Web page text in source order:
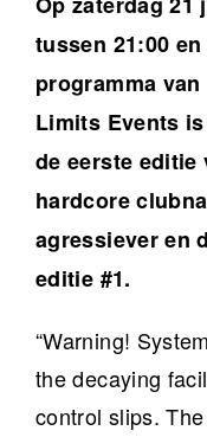
tussen 21:00
programma
Limits Events
de eerste editie
hardcore
agressiever en
editie #1.
“Warning!
the decaying
control slips.